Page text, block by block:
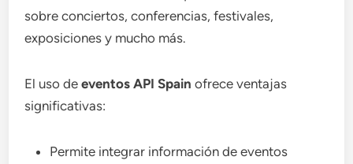
sobre conciertos, conferencias, festivales,
exposiciones y mucho más.
El uso deeventos API Spain ofrece ventajas
significativas:
Permite integrar información de eventos